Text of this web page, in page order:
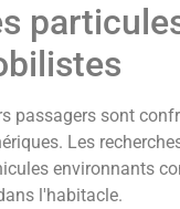
passagers sont
Les
environnants
l'habitacle.